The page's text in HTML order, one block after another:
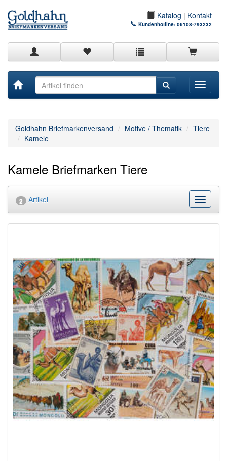
Katalog | Kontakt
Kundenhotline: 06108-793232
Toggle
Goldhahn Briefmarkenversand Motive / Thematik
Tiere
Kamele
Kamele Briefmarken Tiere
2 Artikel